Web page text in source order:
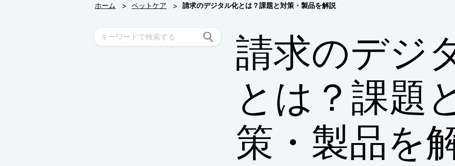
ホーム > ペットケア > 請求のデジタル化とは？課題と対策・製品を解説
請求のデジ
とは？課題
策・製品を